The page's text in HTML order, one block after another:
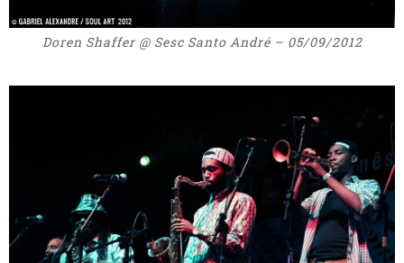
Doren Shaffer @ Sesc Santo André – 05/09/2012